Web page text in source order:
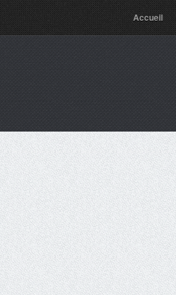
Accueil